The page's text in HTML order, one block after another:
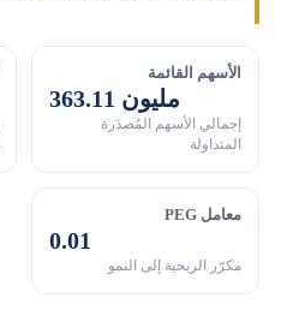
الأسهم القائمة
363.11 مليون
إجمالي الأسهم المُصدَرة
المتداولة
معامل PEG
0.01
مكرّر الربحية إلى النمو